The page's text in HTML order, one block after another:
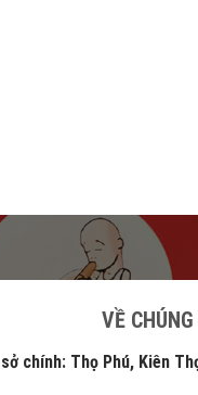
VỀ
Phú, Kiên Thọ,